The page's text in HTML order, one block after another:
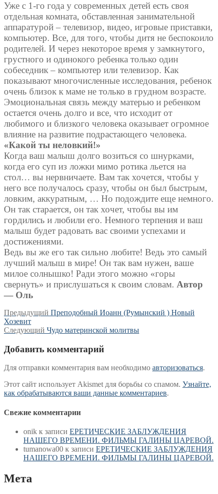
Уже с 1-го года у современных детей есть своя
отдельная комната, обставленная занимательной
аппаратурой – телевизор, видео, игровые приставки,
компьютер. Все, для того, чтобы дитя не беспокоило
родителей. И через некоторое время у замкнутого,
грустного и одинокого ребенка только один
собеседник – компьютер или телевизор. Как
показывают многочисленные исследования, ребенок
очень близок к маме не только в грудном возрасте.
Эмоциональная связь между матерью и ребенком
остается очень долго и все, что исходит от
любимого и близкого человека оказывает огромное
влияние на развитие подрастающего человека.
«Какой ты неловкий!»
Когда ваш малыш долго возиться со шнурками,
когда его суп из ложки мимо ротика льется на
стол… вы нервничаете. Вам так хочется, чтобы у
него все получалось сразу, чтобы он был быстрым,
ловким, аккуратным, … Но подождите еще немного.
Он так старается, он так хочет, чтобы вы им
гордились и любили его. Немного терпения и ваш
малыш будет радовать вас своими успехами и
достижениями.
Ведь вы же его так сильно любите! Ведь это самый
лучший малыш в мире! Он так вам нужен, ваше
милое солнышко! Ради этого можно «горы
свернуть» и прислушаться к своим словам. Автор
— Оль
Навигация
по
Предыдущий Предыдущая
Преподобный Иоанн (Румынский ) Новый
Хозевит
Следующий Следующая
Чудо материнской молитвы
Добавить комментарий
Для отправки комментария вам необходимо авторизоваться.
Этот сайт использует Akismet для борьбы со спамом. Узнайте,
как обрабатываются ваши данные комментариев.
Свежие комментарии
onik к записи ЕРЕТИЧЕСКИЕ ЗАБЛУЖДЕНИЯ
НАШЕГО ВРЕМЕНИ. ФИЛЬМЫ ГАЛИНЫ ЦАРЕВОЙ.
tumanowa00 к записи ЕРЕТИЧЕСКИЕ ЗАБЛУЖДЕНИЯ
НАШЕГО ВРЕМЕНИ. ФИЛЬМЫ ГАЛИНЫ ЦАРЕВОЙ.
Мета